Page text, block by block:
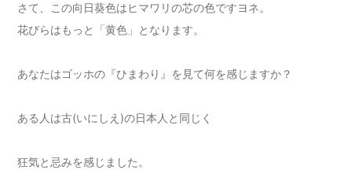
さて、この向日葵色はヒマワリの芯の色ですヨネ。
花びらはもっと「黄色」となります。
あなたはゴッホの『ひまわり』を見て何を感じますか？
ある人は古(いにしえ)の日本人と同じく
狂気と忌みを感じました。